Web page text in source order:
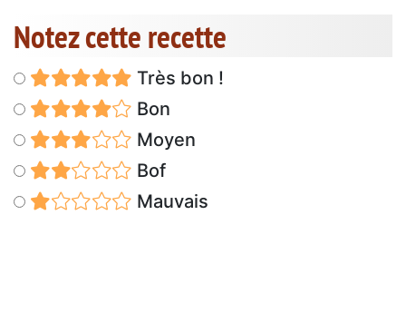
Notez cette recette
Très bon !
Bon
Moyen
Bof
Mauvais